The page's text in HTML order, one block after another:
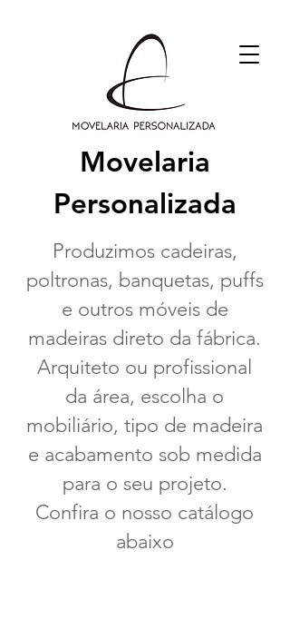
Movelaria
Personalizada
Produzimos cadeiras,
poltronas, banquetas, puffs
e outros móveis de
madeiras direto da fábrica.
Arquiteto ou profissional
da área, escolha o
mobiliário, tipo de madeira
e acabamento sob medida
para o seu projeto.
Confira o nosso catálogo
abaixo